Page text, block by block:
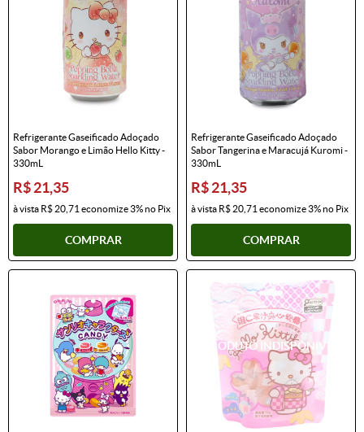
Refrigerante Gaseificado Adoçado
Sabor Morango e Limão Hello Kitty -
330mL
R$ 21,35
à vista R$ 20,71 economize3%no Pix
COMPRAR
Refrigerante Gaseificado Adoçado
Sabor Tangerina e Maracujá Kuromi -
330mL
R$ 21,35
à vista R$ 20,71 economize3%no Pix
COMPRAR